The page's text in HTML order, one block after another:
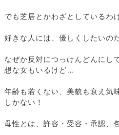
でも芝居とかわざとしているわ
好きな人には、優しくしたいの
なぜか反対につっけんどんにし
想な女もいるけど…
年齢も若くない、美貌も衰え気
しかない！
母性とは、許容・受容・承認、